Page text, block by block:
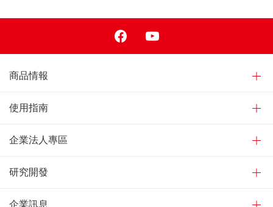
商品情報
使用指南
企業法人專區
研究開發
企業訊息